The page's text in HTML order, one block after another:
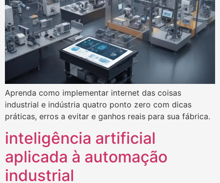
Aprenda como implementar internet das coisas
industrial e indústria quatro ponto zero com dicas
práticas, erros a evitar e ganhos reais para sua fábrica.
inteligência artificial
aplicada à automação
industrial